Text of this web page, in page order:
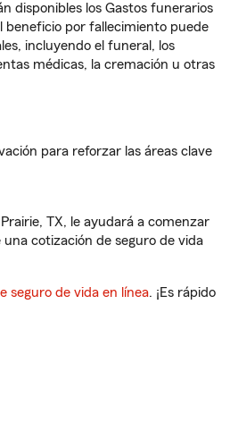
disponibles los Gastos funerarios
beneficio por fallecimiento puede
incluyendo el funeral, los
médicas, la cremación u otras
para reforzar las áreas clave
TX, le ayudará a comenzar
cotización de seguro de vida
seguro de vida en línea. ¡Es rápido